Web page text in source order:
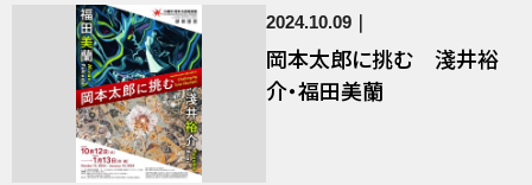
2024.10.09
岡本太郎に挑む 淺井裕
介・福田美蘭